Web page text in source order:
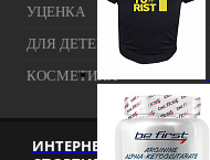
УЦЕНКА
ДЛЯ ДЕТЕЙ
КОСМЕТИКА
ИНТЕРНЕТ-МАГАЗИН